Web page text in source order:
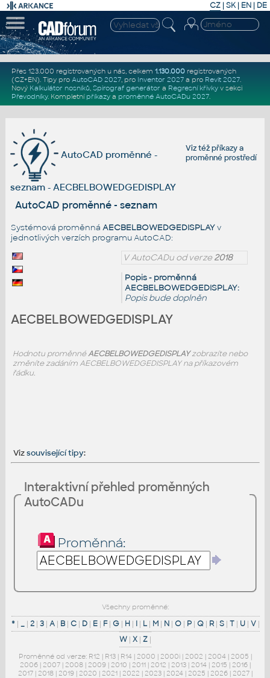
CZ | SK| EN | DE
Přes 123.000 registrovaných u nás, celkem 1.130.000registrovaných
(CZ+EN). Tipy pro AutoCAD 2027, pro Inventor 2027a pro Revit 2027.
Nový Kalkulátor nosníků, Spirograf generátor a Regresní křivkyv sekci
Převodníky. Kompletní příkazya proměnné AutoCADu 2027.
Viz téžpříkazya
proměnné prostředí
AutoCAD proměnné -
seznam - AECBELBOWEDGEDISPLAY
AutoCAD proměnné - seznam
Systémová proměnná AECBELBOWEDGEDISPLAYv
jednotlivých verzích programu AutoCAD:
V AutoCADu od verze2018
Popis - proměnná
AECBELBOWEDGEDISPLAY:
Popis bude doplněn
AECBELBOWEDGEDISPLAY
Hodnotu proměnnéAECBELBOWEDGEDISPLAYzobrazíte nebo
změníte zadáním AECBELBOWEDGEDISPLAY na příkazovém
řádku.
Vizsouvisející tipy:
Interaktivní přehled proměnných
AutoCADu
Proměnná:
Všechny proměnné:
*| _| 2| 3| A| B| C| D| E| F| G| H | I| L| M| N| O| P| Q| R| S| T| U| V|
W | X | Z |
Proměnné od verze: R12 | R13 | R14 | 2000 | 2000i | 2002 | 2004 | 2005 |
2006 | 2007 | 2008 | 2009 | 2010 | 2011 | 2012 | 2013 | 2014 | 2015 | 2016 |
2017 | 2018 | 2019 | 2020 | 2021 | 2022 | 2023 | 2024 | 2025 | 2026 | 2027 |